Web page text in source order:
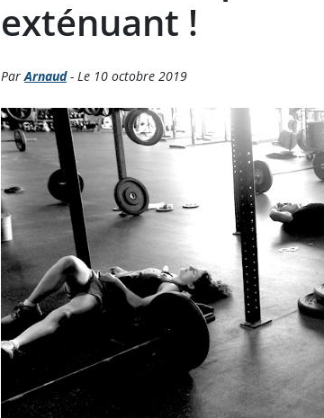
exténuant !
ParArnaud- Le 10 octobre 2019